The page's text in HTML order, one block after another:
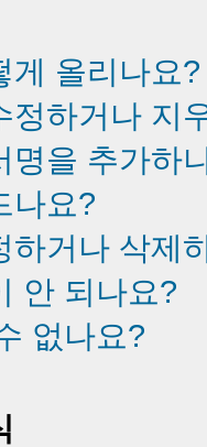
게 올리나요?
정하거나 지
명을 추가하
나요?
하거나 삭제
안 되나요?
없나요?